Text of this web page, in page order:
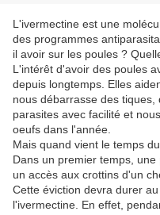
L'ivermectine est une
des programmes
il avoir sur les poules ?
L'intérêt d'avoir des poules
depuis longtemps. Elles
nous débarrasse des
parasites avec facilité et
oeufs dans l'année.
Mais quand vient le temps
Dans un premier temps,
un accès aux crottins d'un
Cette éviction devra durer
l'ivermectine. En effet,